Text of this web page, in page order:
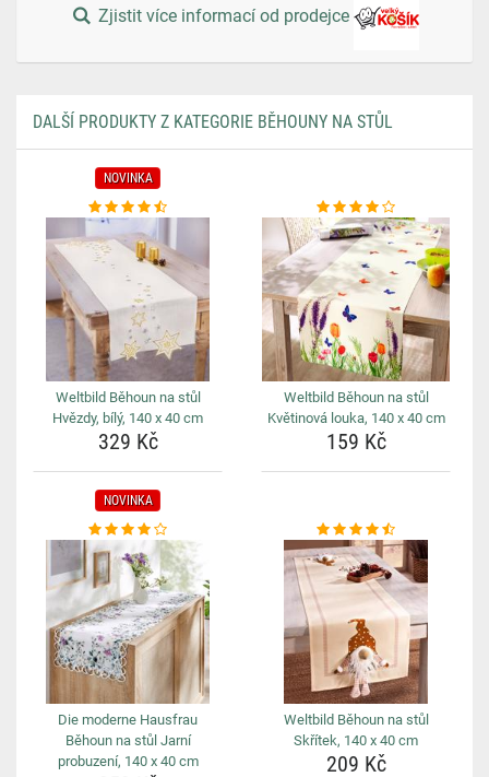
Zjistit více informací od prodejce
DALŠÍ PRODUKTY Z KATEGORIE BĚHOUNY NA STŮL
NOVINKA
Weltbild Běhoun na stůl
Hvězdy, bílý, 140 x 40 cm
329 Kč
Weltbild Běhoun na stůl
Květinová louka, 140 x 40 cm
159 Kč
NOVINKA
Die moderne Hausfrau
Běhoun na stůl Jarní
probuzení, 140 x 40 cm
Weltbild Běhoun na stůl
Skřítek, 140 x 40 cm
209 Kč